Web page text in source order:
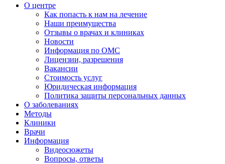
О центре
Как попасть к нам на лечение
Наши преимущества
Отзывы о врачах и клиниках
Новости
Информация по ОМС
Лицензии, разрешения
Вакансии
Стоимость услуг
Юридическая информация
Политика защиты персональных данных
О заболеваниях
Методы
Клиники
Врачи
Информация
Видеосюжеты
Вопросы, ответы